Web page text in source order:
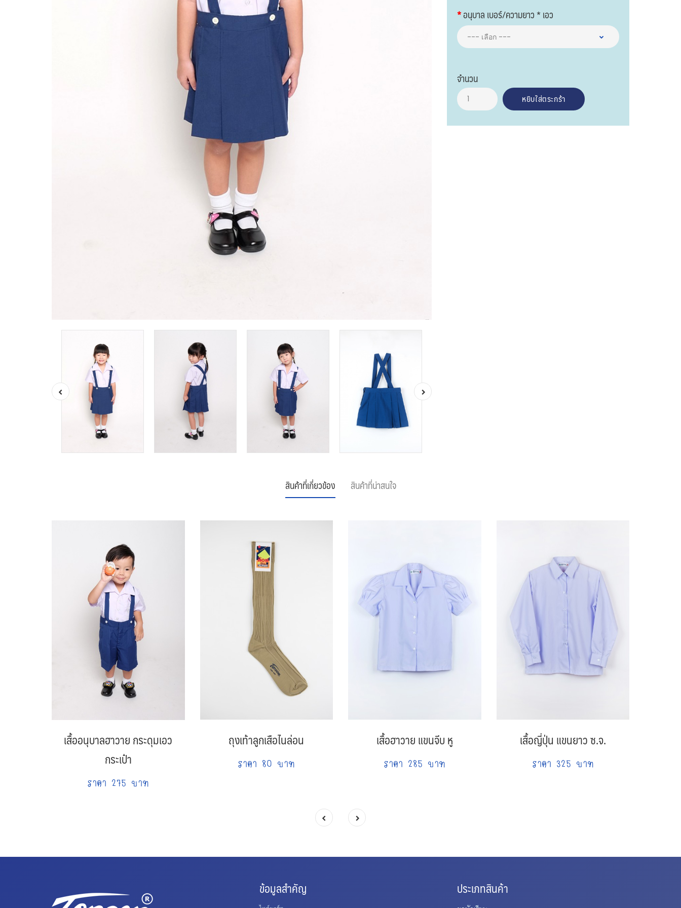
อนุบาล เบอร์/ความยาว * เอว
จำนวน
สินค้าที่เกี่ยวข้อง สินค้าที่น่าสนใจ
เสื้ออนุบาลฮาวาย กระดุมเอว
กระเป๋า
ราคา 275 บาท
ถุงเท้าลูกเสือไนล่อน
ราคา 80 บาท
เสื้อฮาวาย แขนจีบ หู
ราคา 285 บาท
เสื้อญี่ปุ่น แขนยาว ซ.จ.
ราคา 325 บาท
ข้อมูลสำคัญ ประเภทสินค้า